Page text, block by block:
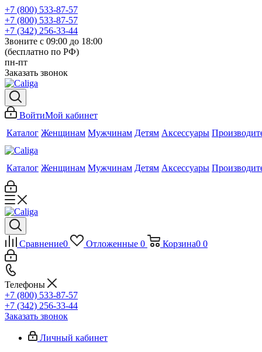
+7 (800) 533-87-57
+7 (800) 533-87-57
+7 (342) 256-33-44
Звоните с 09:00 до 18:00
(бесплатно по РФ)
пн-пт
Заказать звонок
ВойтиМой кабинет
Каталог Женщинам Мужчинам Детям Аксессуары
Каталог Женщинам Мужчинам Детям Аксессуары
Сравнение0 Отложенные 0 Корзина0 0
Телефоны
+7 (800) 533-87-57
+7 (342) 256-33-44
Заказать звонок
Личный кабинет